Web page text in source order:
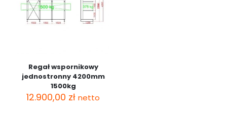
Regał wspornikowy
jednostronny 4200mm
1500kg
12.900,00 zł netto